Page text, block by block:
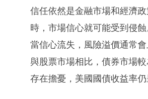
信任依然是金融市場和經濟
時，市場信心就可能受到侵蝕
當信心流失，風險溢價通常
與股票市場相比，債券市場
存在擔憂，美國國債收益率仍